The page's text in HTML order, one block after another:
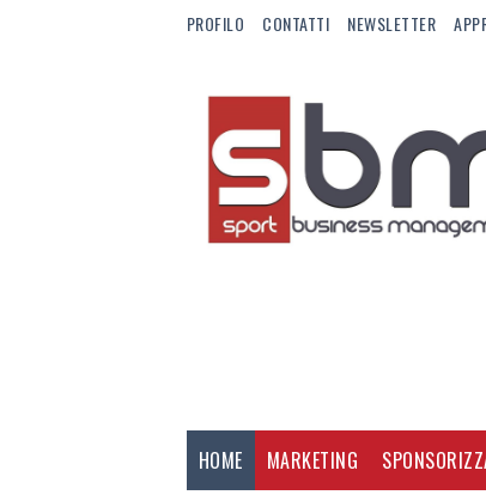
PROFILO CONTATTI NEWSLETTER
HOME MARKETING